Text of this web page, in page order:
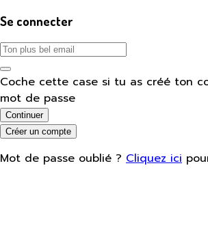
Se connecter
Coche cette case si tu as créé ton
mot de passe
Continuer
Créer un compte
Mot de passe oublié ? Cliquez ici